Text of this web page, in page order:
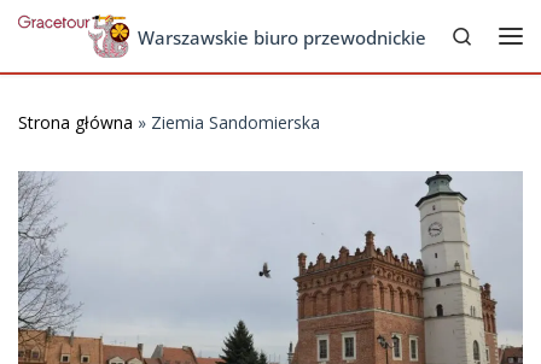
Skip to contentWarszawskie biuro przewodnickie
Search
Strona główna » Ziemia Sandomierska